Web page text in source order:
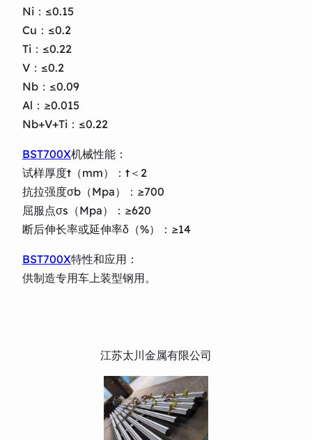
Ni：≤0.15
Cu：≤0.2
Ti：≤0.22
V：≤0.2
Nb：≤0.09
Al：≥0.015
Nb+V+Ti：≤0.22
BST700X机械性能：
试样厚度t（mm）：t＜2
抗拉强度σb（Mpa）：≥700
屈服点σs（Mpa）：≥620
断后伸长率或延伸率δ（%）：≥14
BST700X特性和应用：
供制造专用车上装型钢用。
江苏太川金属有限公司